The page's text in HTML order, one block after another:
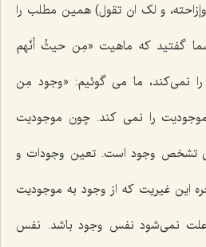
و لک ان تقول)همین مطلب را
گفتید كه ماهیت «مِن حیثُ أنّهم
نمى‌كند، ما مى گوئیم: «وجود مِن
را نمى كند. چون موجودیت
تشخص وجود است. تعین وجودات و
این غیریت كه از وجود به موجودیت
نمى‌شود نفس وجود باشد. نفس